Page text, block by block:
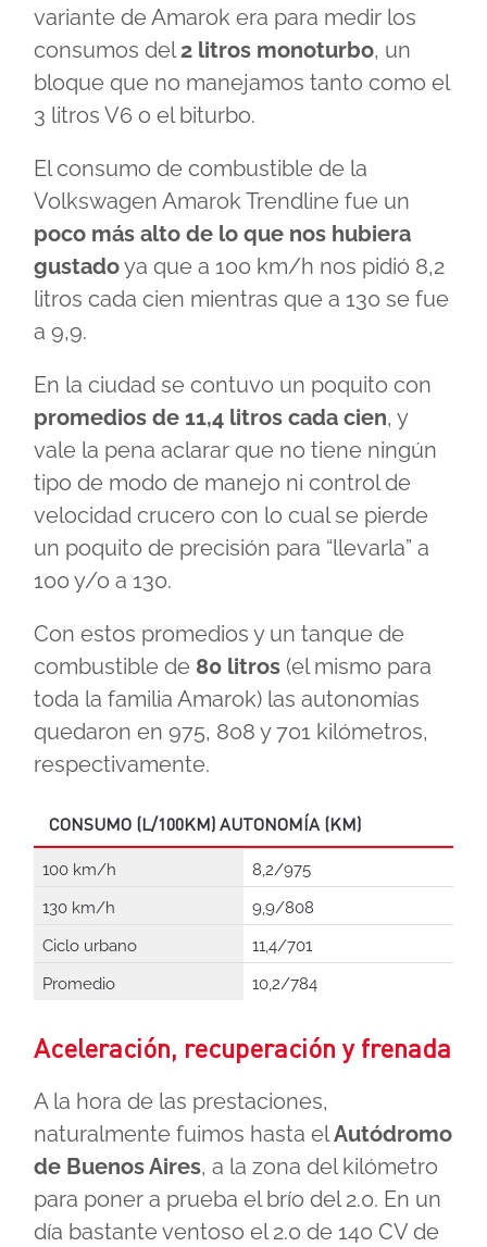
variante de Amarok era para medir los
consumos del2 litros monoturbo, un
bloque que no manejamos tanto como el
3 litros V6 o el biturbo.
El consumo de combustible de la
Volkswagen Amarok Trendline fue un
poco más alto de lo que nos hubiera
gustadoya que a 100 km/h nos pidió 8,2
litros cada cien mientras que a 130 se fue
a 9,9.
En la ciudad se contuvo un poquito con
promedios de 11,4 litros cada cien, y
vale la pena aclarar que no tiene ningún
tipo de modo de manejo ni control de
velocidad crucero con lo cual se pierde
un poquito de precisión para “llevarla” a
100 y/o a 130.
Con estos promedios y un tanque de
combustible de 80 litros (el mismo para
toda la familia Amarok) las autonomías
quedaron en 975, 808 y 701 kilómetros,
respectivamente.
CONSUMO (L/100KM) AUTONOMÍA (KM)
100 km/h
8,2/975
130 km/h
9,9/808
Ciclo urbano
11,4/701
Promedio
10,2/784
Aceleración, recuperación y frenada
A la hora de las prestaciones,
naturalmente fuimos hasta elAutódromo
de Buenos Aires, a la zona del kilómetro
para poner a prueba el brío del 2.0. En un
día bastante ventoso el 2.0 de 140 CV de